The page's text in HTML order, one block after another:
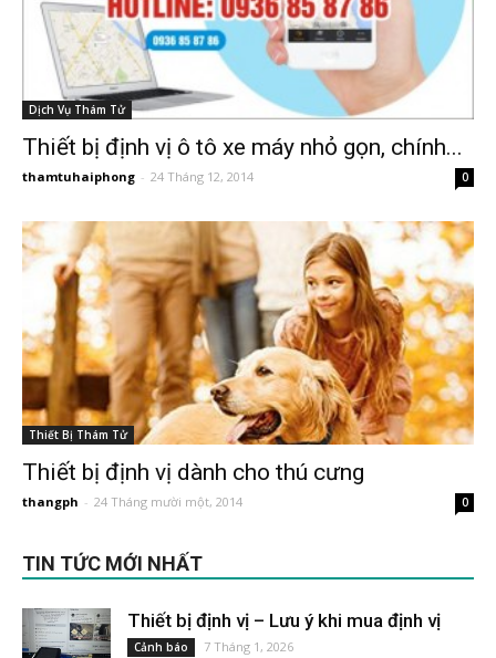
Dịch Vụ Thám Tử
Thiết bị định vị ô tô xe máy nhỏ gọn, chính...
thamtuhaiphong - 24 Tháng 12, 2014 0
Thiết Bị Thám Tử
Thiết bị định vị dành cho thú cưng
thangph - 24 Tháng mười một, 2014 0
TIN TỨC MỚI NHẤT
Thiết bị định vị – Lưu ý khi mua định vị
Cảnh báo 7 Tháng 1, 2026